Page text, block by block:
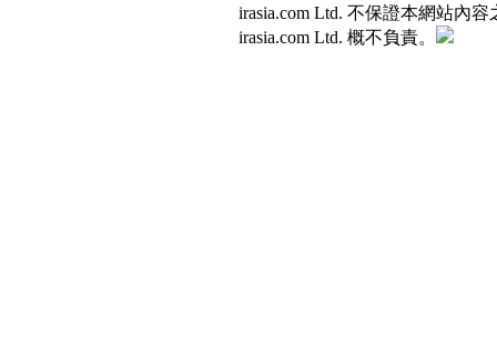
irasia.com Ltd. 不保證本網站內
irasia.com Ltd. 概不負責。